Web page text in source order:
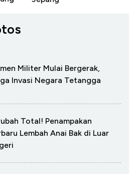
Militer Mulai Bergerak,
Invasi Negara Tetangga
Total! Penampakan
Lembah Anai Bak di Luar